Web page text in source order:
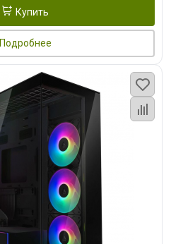
Купить
Подробнее